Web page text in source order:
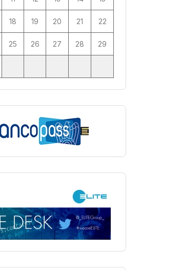
18 19 20 21 22
25 26 27 28 29